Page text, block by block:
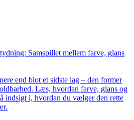
Samspillet mellem farve, glans
end blot et sidste lag – den former
Læs, hvordan farve, glans og
indsigt i, hvordan du vælger den rette